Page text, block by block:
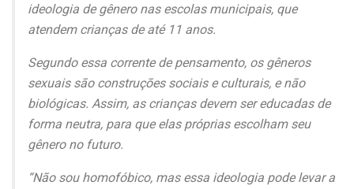
ideologia de gênero nas escolas municipais, que
atendem crianças de até 11 anos.
Segundo essa corrente de pensamento, os gêneros
sexuais são construções sociais e culturais, e não
biológicas. Assim, as crianças devem ser educadas de
forma neutra, para que elas próprias escolham seu
gênero no futuro.
“Não sou homofóbico, mas essa ideologia pode levar a